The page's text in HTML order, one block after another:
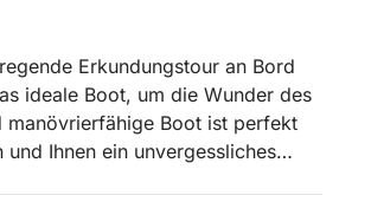
Erkundungstour an Bord
ideale Boot, um die Wunder des
manövrierfähige Boot ist perfekt
Ihnen ein unvergessliches